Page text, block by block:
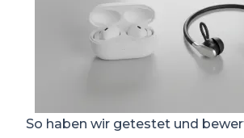
So haben wir getestet und